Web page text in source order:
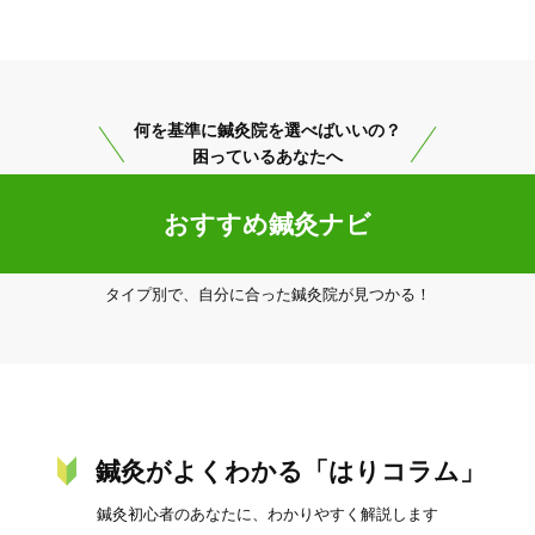
20時以降OK 当日予約
何を基準に鍼灸院を選べばいいの？
困っているあなたへ
おすすめ鍼灸ナビ
タイプ別で、自分に合った鍼灸院が見つかる！
鍼灸がよくわかる「はりコラム」
鍼灸初心者のあなたに、わかりやすく解説します